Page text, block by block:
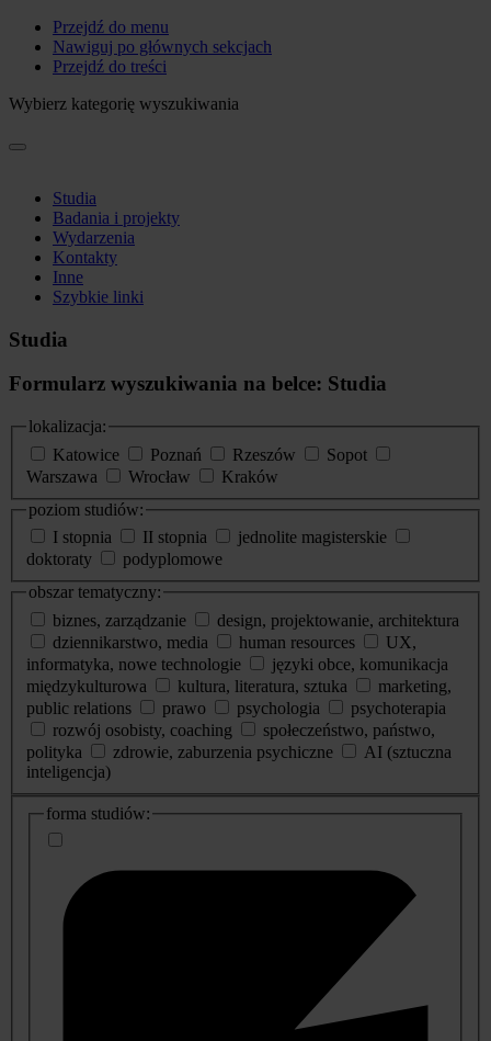
Przejdź do menu
Nawiguj po głównych sekcjach
Przejdź do treści
Wybierz kategorię wyszukiwania
Studia
Badania i projekty
Wydarzenia
Kontakty
Inne
Szybkie linki
Studia
Formularz wyszukiwania na belce: Studia
lokalizacja:
Katowice
Poznań Rzeszów
Sopot
Warszawa
Wrocław
Kraków
poziom studiów:
I stopnia
II stopnia
jednolite magisterskie
doktoraty
podyplomowe
obszar tematyczny:
biznes, zarządzanie
design, projektowanie, architektura
dziennikarstwo, media
human resources
UX,
informatyka, nowe technologie
języki obce, komunikacja
międzykulturowa
kultura, literatura, sztuka
marketing,
public relations
prawo psychologia
psychoterapia
rozwój osobisty, coaching
społeczeństwo, państwo,
polityka
zdrowie, zaburzenia psychiczne
AI (sztuczna
inteligencja)
dodatkowe
informacje
forma studiów: